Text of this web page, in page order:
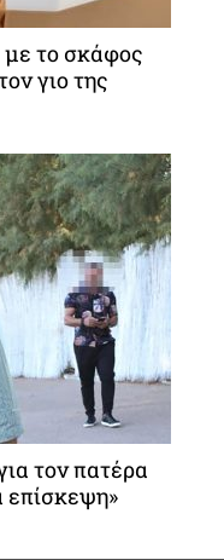
το σκάφος
γιο της
τον πατέρα